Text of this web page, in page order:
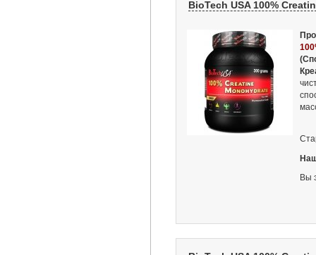
BioTech USA 100%
Вы